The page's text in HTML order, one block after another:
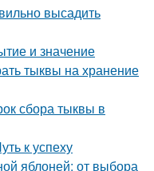
высадить
и значение
тыквы на хранение
сбора тыквы в
к успеху
яблоней: от выбора